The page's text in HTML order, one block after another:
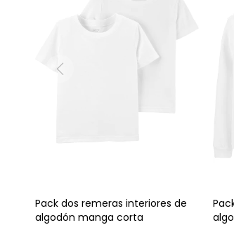
Pack dos remeras interiores de
algodón manga corta